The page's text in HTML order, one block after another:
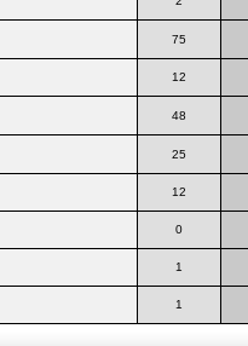
75
12
48
25
12
0
1
1